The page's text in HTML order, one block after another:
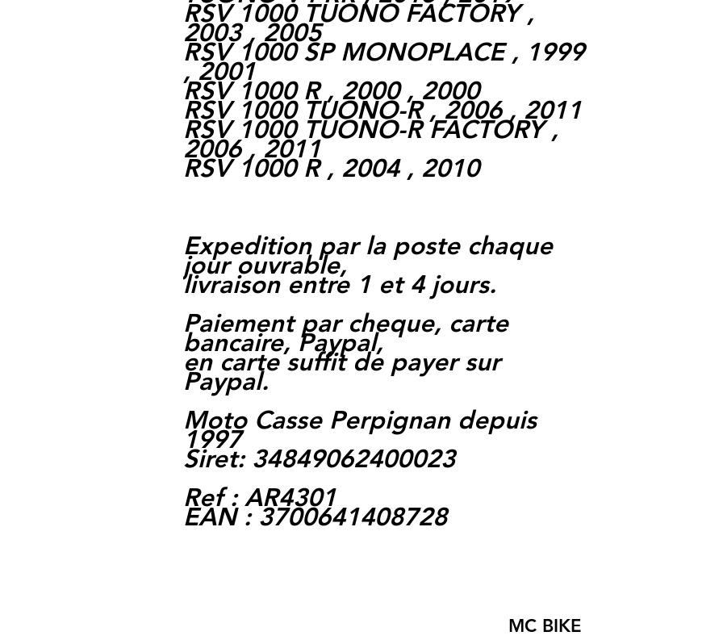
RSV 1000 TUONO FACTORY ,
2003 , 2005
RSV 1000 SP MONOPLACE , 1999
, 2001
RSV 1000 R , 2000 , 2000
RSV 1000 TUONO-R , 2006 , 2011
RSV 1000 TUONO-R FACTORY ,
2006 , 2011
RSV 1000 R , 2004 , 2010
Expedition par la poste chaque
jour ouvrable,
livraison entre 1 et 4 jours.
Paiement par cheque, carte
bancaire, Paypal,
en carte suffit de payer sur
Paypal.
Moto Casse Perpignan depuis
1997
Siret: 34849062400023
Ref : AR4301
EAN : 3700641408728
MC BIKE